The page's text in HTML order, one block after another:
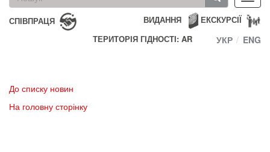
форма
Пошук
СПІВПРАЦЯ ЕКСКУРСІЇ
ВИДАННЯ
ТЕРИТОРІЯ ГІДНОСТІ: AR
УКР ENG
До списку новин
На головну сторінку